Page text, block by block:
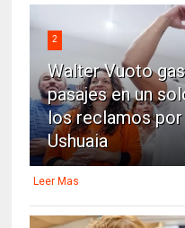
2
Walter Vuoto
pasajes en un
los reclamos
Ushuaia
Leer Mas